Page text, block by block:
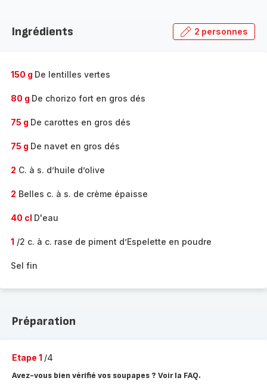
Ingrédients 2 personnes
150 g De lentilles vertes
80 g De chorizo fort en gros dés
75 g De carottes en gros dés
75 g De navet en gros dés
2 C. à s. d’huile d’olive
2 Belles c. à s. de crème épaisse
40 cl D'eau
1 /2 c. à c. rase de piment d’Espelette en poudre
Sel fin
Préparation
Etape 1 /4
Avez-vous bien vérifié vos soupapes ? Voir la FAQ.